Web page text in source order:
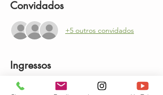
Convidados
+5 outros convidados
Ingressos